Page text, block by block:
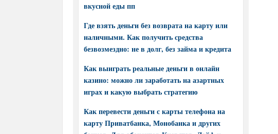
вкусной еды пп
Где взять деньги без возврата на карту или
наличными. Как получить средства
безвозмездно: не в долг, без займа и кредита
Как выиграть реальные деньги в онлайн
казино: можно ли заработать на азартных
играх и какую выбрать стратегию
Как перевести деньги с карты телефона на
карту Приватбанка, Монобанка и других